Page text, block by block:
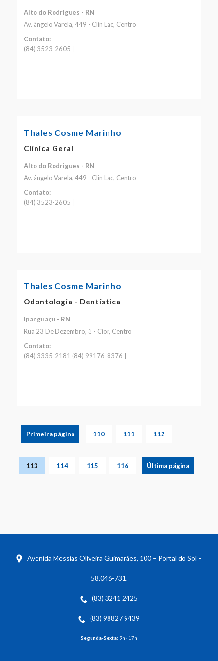
Alto do Rodrigues - RN
Av. ângelo Varela, 449 - Clin Lac, Centro
Contato:
(84) 3523-2605 |
Thales Cosme Marinho
Clínica Geral
Alto do Rodrigues - RN
Av. ângelo Varela, 449 - Clin Lac, Centro
Contato:
(84) 3523-2605 |
Thales Cosme Marinho
Odontologia - Dentística
Ipanguaçu - RN
Rua 23 De Dezembro, 3 - Cior, Centro
Contato:
(84) 3335-2181 (84) 99176-8376 |
Primeira página 110 111 112
113 114 115 116 Última página
Avenida Messias Oliveira Guimarães, 100 – Portal do Sol –
58.046-731.
(83) 3241 2425
(83) 98827 9439
Segunda-Sexta: 9h - 17h